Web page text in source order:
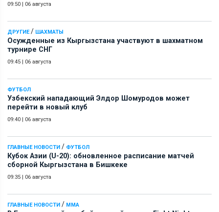
09:50 | 06 августа
ДРУГИЕ/ ШАХМАТЫ
Осужденные из Кыргызстана участвуют в шахматном
турнире СНГ
09:45 | 06 августа
ФУТБОЛ
Узбекский нападающий Элдор Шомуродов может
перейти в новый клуб
09:40 | 06 августа
ГЛАВНЫЕ НОВОСТИ / ФУТБОЛ
Кубок Азии (U-20): обновленное расписание матчей
сборной Кыргызстана в Бишкеке
09:35 | 06 августа
ГЛАВНЫЕ НОВОСТИ / ММА